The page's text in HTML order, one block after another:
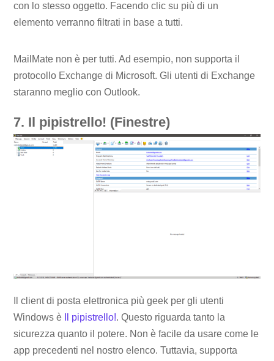
con lo stesso oggetto. Facendo clic su più di un
elemento verranno filtrati in base a tutti.
MailMate non è per tutti. Ad esempio, non supporta il
protocollo Exchange di Microsoft. Gli utenti di Exchange
staranno meglio con Outlook.
7. Il pipistrello! (Finestre)
Il client di posta elettronica più geek per gli utenti
Windows è
Il pipistrello!. Questo riguarda tanto la
sicurezza quanto il potere. Non è facile da usare come le
app precedenti nel nostro elenco. Tuttavia, supporta